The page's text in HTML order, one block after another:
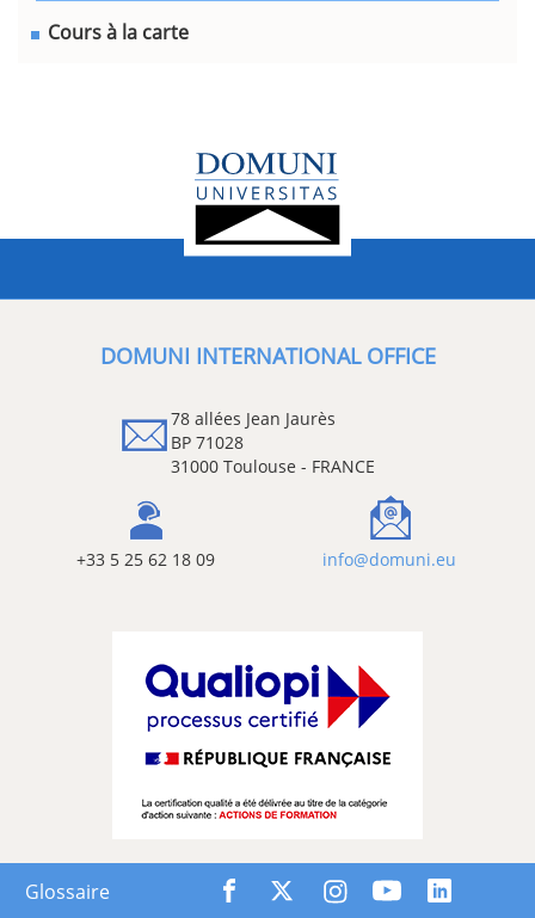
Cours à la carte
DOMUNI INTERNATIONAL OFFICE
78 allées Jean Jaurès
BP 71028
31000 Toulouse - FRANCE
+33 5 25 62 18 09 info@domuni.eu
Glossaire